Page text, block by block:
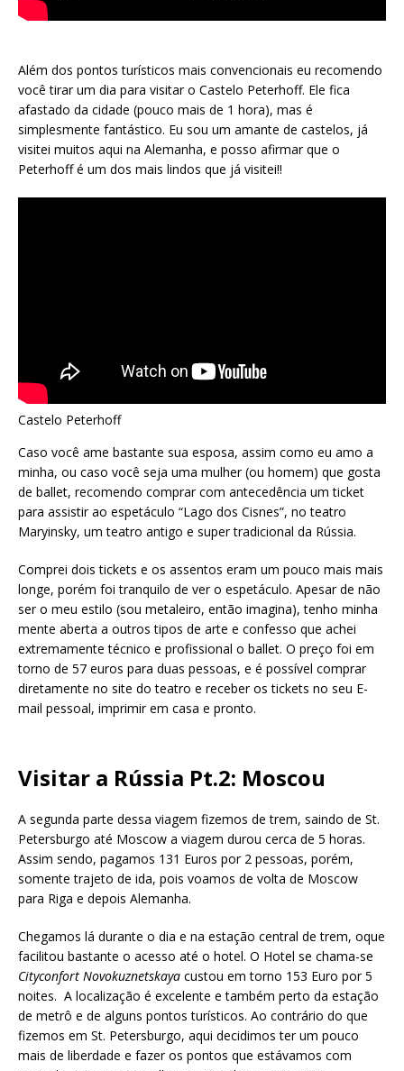
Além dos pontos turísticos mais convencionais eu recomendo
você tirar um dia para visitar o Castelo Peterhoff. Ele fica
afastado da cidade (pouco mais de 1 hora), mas é
simplesmente fantástico. Eu sou um amante de castelos, já
visitei muitos aqui na Alemanha, e posso afirmar que o
Peterhoff é um dos mais lindos que já visitei!!
Castelo Peterhoff
Caso você ame bastante sua esposa, assim como eu amo a
minha, ou caso você seja uma mulher (ou homem) que gosta
de ballet, recomendo comprar com antecedência um ticket
para assistir ao espetáculo “Lago dos Cisnes”, no teatro
Maryinsky, um teatro antigo e super tradicional da Rússia.
Comprei dois tickets e os assentos eram um pouco mais mais
longe, porém foi tranquilo de ver o espetáculo. Apesar de não
ser o meu estilo (sou metaleiro, então imagina), tenho minha
mente aberta a outros tipos de arte e confesso que achei
extremamente técnico e profissional o ballet. O preço foi em
torno de 57 euros para duas pessoas, e é possível comprar
diretamente no site do teatro e receber os tickets no seu E-
mail pessoal, imprimir em casa e pronto.
Visitar a Rússia Pt.2: Moscou
A segunda parte dessa viagem fizemos de trem, saindo de St.
Petersburgo até Moscow a viagem durou cerca de 5 horas.
Assim sendo, pagamos 131 Euros por 2 pessoas, porém,
somente trajeto de ida, pois voamos de volta de Moscow
para Riga e depois Alemanha.
Chegamos lá durante o dia e na estação central de trem, oque
facilitou bastante o acesso até o hotel. O Hotel se chama-se
Cityconfort Novokuznetskaya custou em torno 153 Euro por 5
noites. A localização é excelente e também perto da estação
de metrô e de alguns pontos turísticos. Ao contrário do que
fizemos em St. Petersburgo, aqui decidimos ter um pouco
mais de liberdade e fazer os pontos que estávamos com